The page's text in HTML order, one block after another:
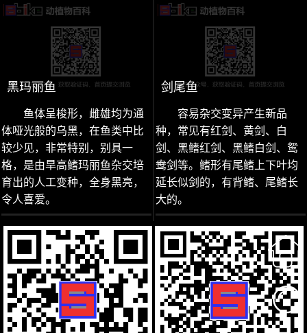
黑玛丽鱼
鱼体呈梭形，雌雄均为通
体哑光般的乌黑，在鱼类中比
较少见，非常特别，别具一
格，是由旱高鳍玛丽鱼杂交培
育出的人工变种，全身黑亮，
令人喜爱。
剑尾鱼
容易杂交变异产生新品
种，常见有红剑、黄剑、白
剑、黑鳍红剑、黑鳍白剑、鸳
鸯剑等。鳍形有尾鳍上下叶均
延长似剑的，有背鳍、尾鳍长
大的。